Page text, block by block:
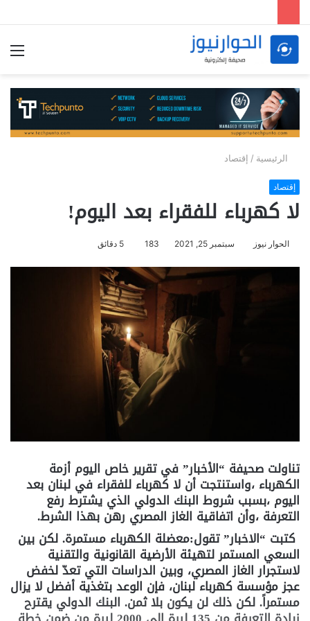
الرئيسية / إقتصاد
إقتصاد
لا كهرباء للفقراء بعد اليوم!
الحوار نيوز سبتمبر 25, 2021 183
تناولت صحيفة “الأخبار” في تقرير خاص اليوم أزمة
الكهرباء ،واستنتجت أن لا كهرباء للفقراء في لبنان بعد
اليوم ،بسبب شروط البنك الدولي الذي يشترط رفع
التعرفة ،وأن اتفاقية الغاز المصري رهن بهذا الشرط.
كتبت “الاخبار” تقول:معضلة الكهرباء مستمرة. لكن بين
السعي المستمر لتهيئة الأرضية القانونية والتقنية
لاستجرار الغاز المصري، وبين الدراسات التي تعدّ لخفض
عجز مؤسسة كهرباء لبنان، فإن الوعد بتغذية أفضل لا يزال
مستمراً. لكن ذلك لن يكون بلا ثمن. البنك الدولي يقترح